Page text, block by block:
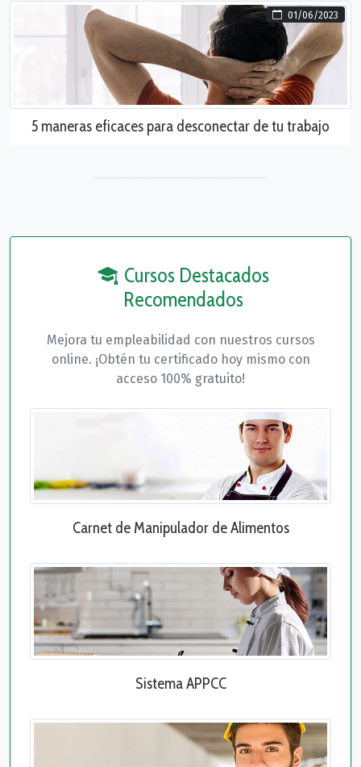
01/06/2023
5 maneras eficaces para desconectar de tu trabajo
Cursos Destacados
Recomendados
Mejora tu empleabilidad con nuestros cursos
online. ¡Obtén tu certificado hoy mismo con
acceso 100% gratuito!
Carnet de Manipulador de Alimentos
Sistema APPCC